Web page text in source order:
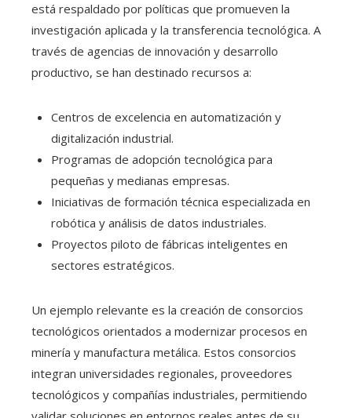
está respaldado por políticas que promueven la
investigación aplicada y la transferencia tecnológica. A
través de agencias de innovación y desarrollo
productivo, se han destinado recursos a:
Centros de excelencia en automatización y
digitalización industrial.
Programas de adopción tecnológica para
pequeñas y medianas empresas.
Iniciativas de formación técnica especializada en
robótica y análisis de datos industriales.
Proyectos piloto de fábricas inteligentes en
sectores estratégicos.
Un ejemplo relevante es la creación de consorcios
tecnológicos orientados a modernizar procesos en
minería y manufactura metálica. Estos consorcios
integran universidades regionales, proveedores
tecnológicos y compañías industriales, permitiendo